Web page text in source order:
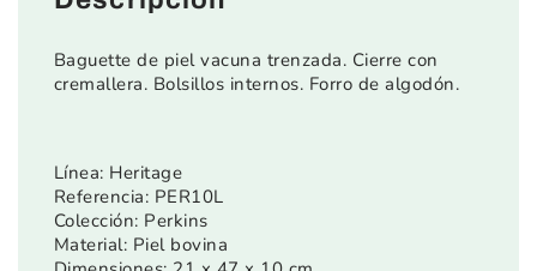
Baguette de piel vacuna trenzada. Cierre con
cremallera. Bolsillos internos. Forro de algodón.
Línea: Heritage
Referencia: PER10L
Colección: Perkins
Material: Piel bovina